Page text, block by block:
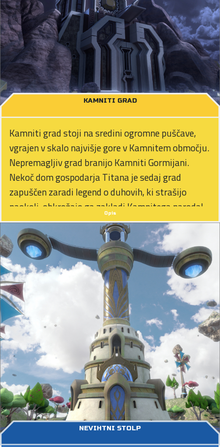
KAMNITI GRAD
Kamniti grad stoji na sredini ogromne puščave,
vgrajen v skalo najvišje gore v Kamnitem območju.
Nepremagljiv grad branijo Kamniti Gormijani.
Nekoč dom gospodarja Titana je sedaj grad
zapuščen zaradi legend o duhovih, ki strašijo
naokoli, obkrožajo ga zakladi Kamnitega naroda!
Opis
NEVIHTNI STOLP